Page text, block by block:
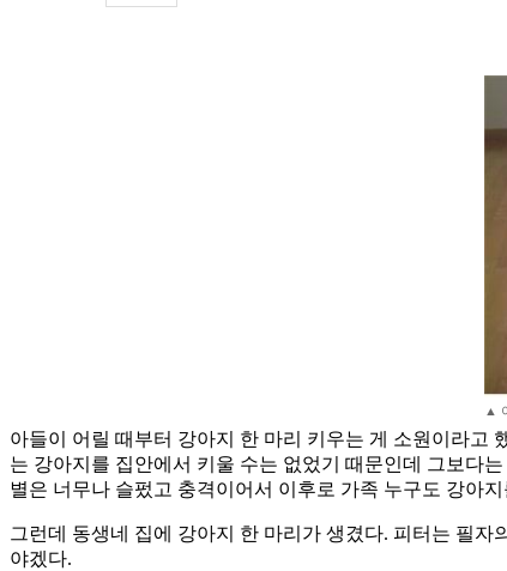
▲
아들이 어릴 때부터 강아지 한 마리 키우는 게 소원이라고
는 강아지를 집안에서 키울 수는 없었기 때문인데 그보다
별은 너무나 슬펐고 충격이어서 이후로 가족 누구도 강아
그런데 동생네 집에 강아지 한 마리가 생겼다. 피터는 필
야겠다.